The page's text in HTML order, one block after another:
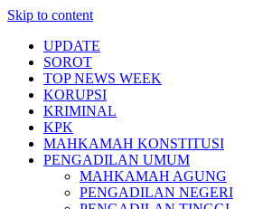
Skip to content
UPDATE
SOROT
TOP NEWS WEEK
KORUPSI
KRIMINAL
KPK
MAHKAMAH KONSTITUSI
PENGADILAN UMUM
MAHKAMAH AGUNG
PENGADILAN NEGERI